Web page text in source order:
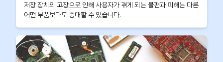
저장 장치의 고장으로 인해 사용자가 겪게 되는 불편과 피해는 다른
어떤 부품보다도 중대할 수 있습니다.